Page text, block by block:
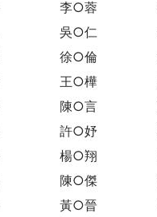
李○蓉
吳○仁
徐○倫
王○樺
陳○言
許○妤
楊○翔
陳○傑
黃○晉